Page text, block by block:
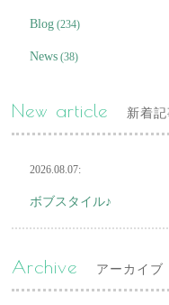
Blog (234)
News (38)
New article 新着記
2026.08.07:
ボブスタイル♪
Archive アーカイブ